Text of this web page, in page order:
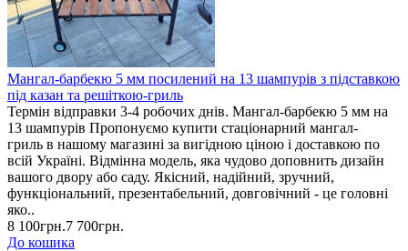
Мангал-барбекю 5 мм посилений на 13 шампурів з підставкою
під казан та решіткою-гриль
Термін відправки 3-4 робочих днів. Мангал-барбекю 5 мм на
13 шампурів Пропонуємо купити стаціонарний мангал-
гриль в нашому магазині за вигідною ціною і доставкою по
всій Україні. Відмінна модель, яка чудово доповнить дизайн
вашого двору або саду. Якісний, надійний, зручний,
функціональний, презентабельний, довговічний - це головні
яко..
8 100грн.7 700грн.
До кошика